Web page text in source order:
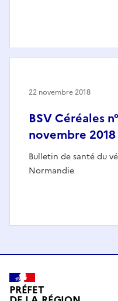
BSV Céréales
novembre 2018
Bulletin de santé du
Normandie
22 novembre 2018
PRÉFET